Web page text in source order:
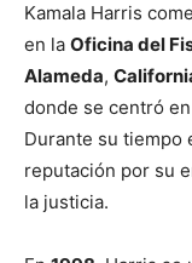
Kamala Harris
en la Oficina del
Alameda,
donde se centró en
Durante su tiempo
reputación por su
la justicia​.